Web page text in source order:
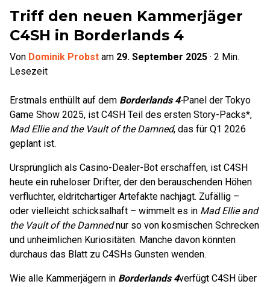
Triff den neuen Kammerjäger
C4SH in Borderlands 4
Von Dominik Probst am 29. September 2025 · 2 Min.
Lesezeit
Erstmals enthüllt auf dem Borderlands 4-Panel der Tokyo
Game Show 2025, ist C4SH Teil des ersten Story-Packs*,
Mad Ellie and the Vault of the Damned, das für Q1 2026
geplant ist.
Ursprünglich als Casino-Dealer-Bot erschaffen, ist C4SH
heute ein ruheloser Drifter, der den berauschenden Höhen
verfluchter, eldritchartiger Artefakte nachjagt. Zufällig –
oder vielleicht schicksalhaft – wimmelt es in Mad Ellie and
the Vault of the Damnednur so von kosmischen Schrecken
und unheimlichen Kuriositäten. Manche davon könnten
durchaus das Blatt zu C4SHs Gunsten wenden.
Wie alle Kammerjägern in Borderlands 4verfügt C4SH über